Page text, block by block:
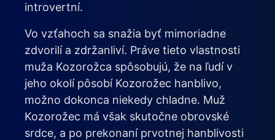
introvertní.
Vo vzťahoch sa snažia byť mimoriadne
zdvorilí a zdržanliví. Práve tieto vlastnosti
muža Kozorožca spôsobujú, že na ľudí v
jeho okolí pôsobí Kozorožec hanblivo,
možno dokonca niekedy chladne. Muž
Kozorožec má však skutočne obrovské
srdce, a po prekonaní prvotnej hanblivosti